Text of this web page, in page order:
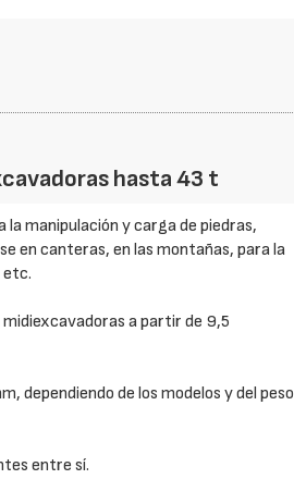
hasta 43 t
manipulación y carga de piedras,
en canteras, en las montañas, para la
etc.
a partir de 9,5
dependiendo de los modelos y del peso
entre sí.